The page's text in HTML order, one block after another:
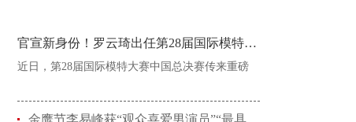
官宣新身份！罗云琦出任第28届国际模特大赛中
近日，第28届国际模特大赛中国总决赛传来重磅